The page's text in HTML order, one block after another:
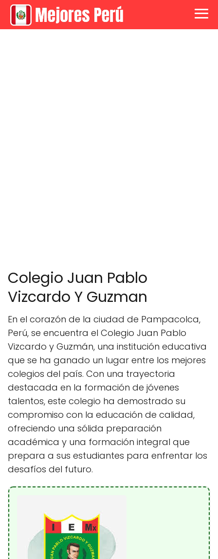
Colegio Juan Pablo
Vizcardo Y Guzman
En el corazón de la ciudad de Pampacolca,
Perú, se encuentra el Colegio Juan Pablo
Vizcardo y Guzmán, una institución educativa
que se ha ganado un lugar entre los mejores
colegios del país. Con una trayectoria
destacada en la formación de jóvenes
talentos, este colegio ha demostrado su
compromiso con la educación de calidad,
ofreciendo una sólida preparación
académica y una formación integral que
prepara a sus estudiantes para enfrentar los
desafíos del futuro.